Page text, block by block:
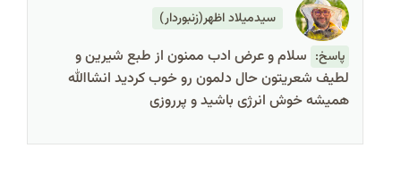
سیدمیلاد اظهر(زنبوردار)
پاسخ: سلام و عرض ادب ممنون از طبع شیرین و
لطیف شعریتون حال دلمون رو خوب کردید انشاالله
همیشه خوش انرژی باشید و پرروزی